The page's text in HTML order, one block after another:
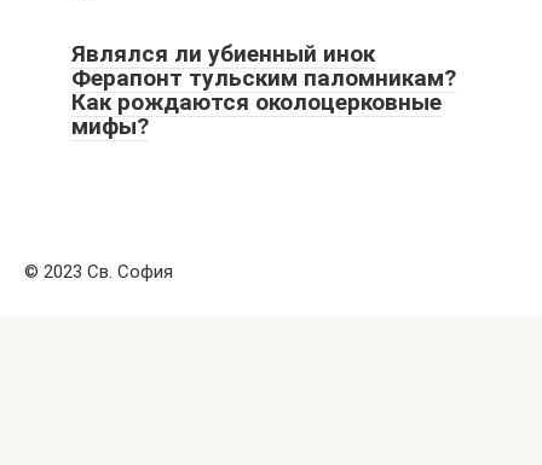
Являлся ли убиенный инок
Ферапонт тульским паломникам?
Как рождаются околоцерковные
мифы?
© 2023 Св. София